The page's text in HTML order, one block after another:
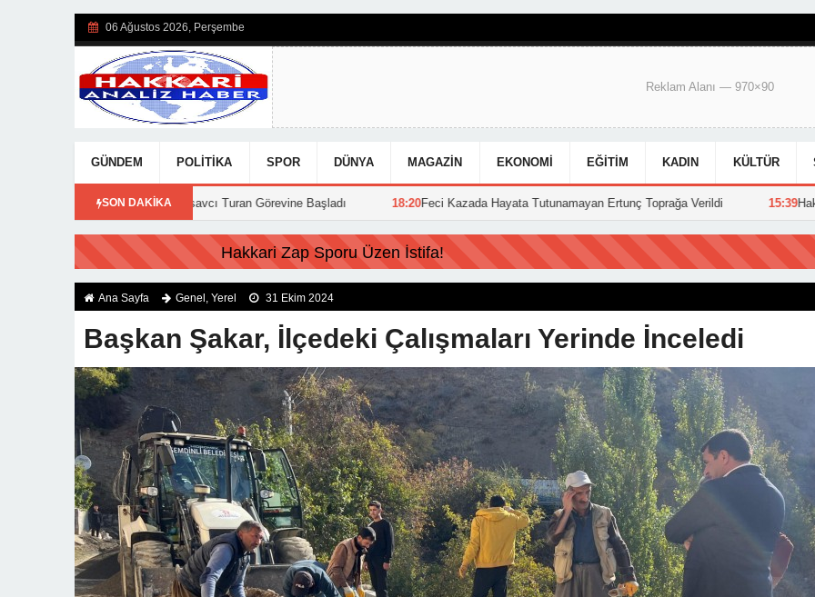
06 Ağustos 2026, Perşembe
Reklam Alanı — 970×90
GÜNDEM POLITIKA SPOR DÜNYA MAGAZIN EKONOMI EĞITIM KADIN KÜLTÜR
SON DAKİKA
Atanan Başsavcı Turan Görevine Başladı 18:20Feci Kazada Hayata Tutunamayan Ertunç Toprağa Verildi 15:39 Hakkari
FLAŞ HABER: Hakkari Zap Sporu Üzen İstifa!
Ana Sayfa Genel , Yerel 31 Ekim 2024
Başkan Şakar, İlçedeki Çalışmaları Yerinde İnceledi